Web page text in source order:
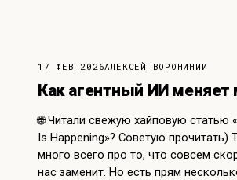
17 ФЕВ 2026АЛЕКСЕЙ ВОРОНИН ИИ
Как агентный ИИ меняет
🌐 Читали свежую хайповую статью
Is Happening»? Советую прочитать)
много всего про то, что совсем
нас заменит. Но есть прям